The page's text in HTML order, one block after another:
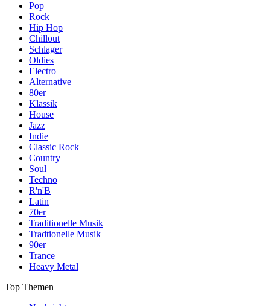
Pop
Rock
Hip Hop
Chillout
Schlager
Oldies
Electro
Alternative
80er
Klassik
House
Jazz
Indie
Classic Rock
Country
Soul
Techno
R'n'B
Latin
70er
Traditionelle Musik
Tradtionelle Musik
90er
Trance
Heavy Metal
Top Themen